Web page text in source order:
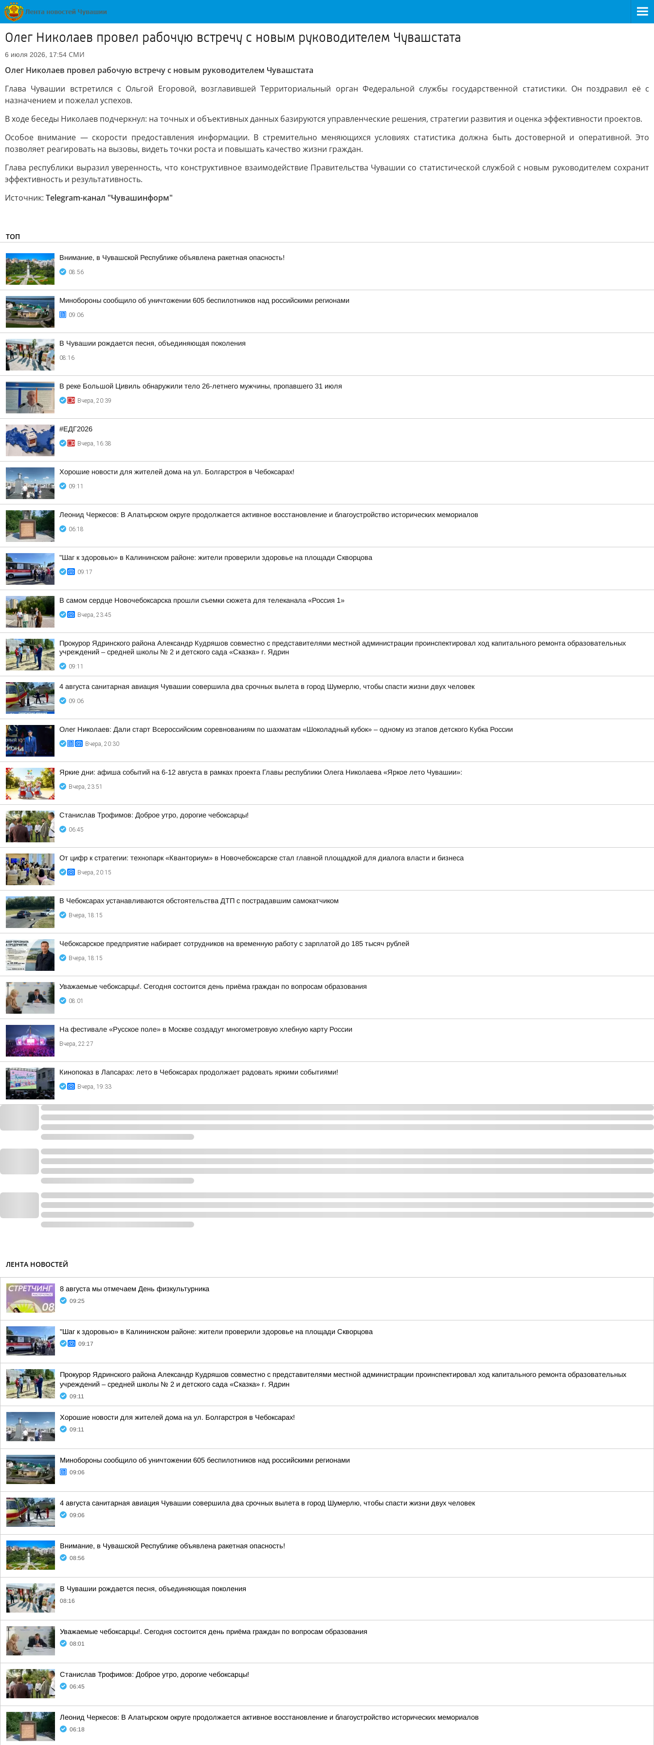
Олег Николаев провел рабочую встречу с новым руководителем Чувашстата
6 июля 2026, 17:54 СМИ
Олег Николаев провел рабочую встречу с новым руководителем Чувашстата
Глава Чувашии встретился с Ольгой Егоровой, возглавившей Территориальный орган Федеральной службы государственной статистики. Он поздравил её с
назначением и пожелал успехов.
В ходе беседы Николаев подчеркнул: на точных и объективных данных базируются управленческие решения, стратегии развития и оценка эффективности проектов.
Особое внимание — скорости предоставления информации. В стремительно меняющихся условиях статистика должна быть достоверной и оперативной. Это
позволяет реагировать на вызовы, видеть точки роста и повышать качество жизни граждан.
Глава республики выразил уверенность, что конструктивное взаимодействие Правительства Чувашии со статистической службой с новым руководителем сохранит
эффективность и результативность.
Источник: Telegram-канал "Чувашинформ"
ТОП
Внимание, в Чувашской Республике объявлена ракетная опасность!
08:56
Минобороны сообщило об уничтожении 605 беспилотников над российскими регионами
09:06
В Чувашии рождается песня, объединяющая поколения
08:16
В реке Большой Цивиль обнаружили тело 26-летнего мужчины, пропавшего 31 июля
Вчера, 20:39
#ЕДГ2026
Вчера, 16:38
Хорошие новости для жителей дома на ул. Болгарстроя в Чебоксарах!
09:11
Леонид Черкесов: В Алатырском округе продолжается активное восстановление и благоустройство исторических мемориалов
06:18
"Шаг к здоровью» в Калининском районе: жители проверили здоровье на площади Скворцова
09:17
В самом сердце Новочебоксарска прошли съемки сюжета для телеканала «Россия 1»
Вчера, 23:45
Прокурор Ядринского района Александр Кудряшов совместно с представителями местной администрации проинспектировал ход капитального ремонта образовательных
учреждений – средней школы № 2 и детского сада «Сказка» г. Ядрин
09:11
4 августа санитарная авиация Чувашии совершила два срочных вылета в город Шумерлю, чтобы спасти жизни двух человек
09:06
Олег Николаев: Дали старт Всероссийским соревнованиям по шахматам «Шоколадный кубок» – одному из этапов детского Кубка России
Вчера, 20:30
Яркие дни: афиша событий на 6-12 августа в рамках проекта Главы республики Олега Николаева «Яркое лето Чувашии»:
Вчера, 23:51
Станислав Трофимов: Доброе утро, дорогие чебоксарцы!
06:45
От цифр к стратегии: технопарк «Кванториум» в Новочебоксарске стал главной площадкой для диалога власти и бизнеса
Вчера, 20:15
В Чебоксарах устанавливаются обстоятельства ДТП с пострадавшим самокатчиком
Вчера, 18:15
Чебоксарское предприятие набирает сотрудников на временную работу с зарплатой до 185 тысяч рублей
Вчера, 18:15
Уважаемые чебоксарцы!. Сегодня состоится день приёма граждан по вопросам образования
08:01
На фестивале «Русское поле» в Москве создадут многометровую хлебную карту России
Вчера, 22:27
Кинопоказ в Лапсарах: лето в Чебоксарах продолжает радовать яркими событиями!
Вчера, 19:33
ЛЕНТА НОВОСТЕЙ
8 августа мы отмечаем День физкультурника
09:25
"Шаг к здоровью» в Калининском районе: жители проверили здоровье на площади Скворцова
09:17
Прокурор Ядринского района Александр Кудряшов совместно с представителями местной администрации проинспектировал ход капитального ремонта образовательных
учреждений – средней школы № 2 и детского сада «Сказка» г. Ядрин
09:11
Хорошие новости для жителей дома на ул. Болгарстроя в Чебоксарах!
09:11
Минобороны сообщило об уничтожении 605 беспилотников над российскими регионами
09:06
4 августа санитарная авиация Чувашии совершила два срочных вылета в город Шумерлю, чтобы спасти жизни двух человек
09:06
Внимание, в Чувашской Республике объявлена ракетная опасность!
08:56
В Чувашии рождается песня, объединяющая поколения
08:16
Уважаемые чебоксарцы!. Сегодня состоится день приёма граждан по вопросам образования
08:01
Станислав Трофимов: Доброе утро, дорогие чебоксарцы!
06:45
Леонид Черкесов: В Алатырском округе продолжается активное восстановление и благоустройство исторических мемориалов
06:18